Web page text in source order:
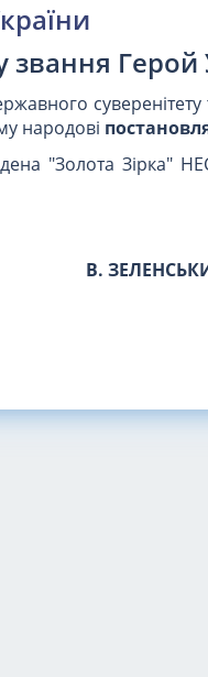
Герой
суверенітету
народові
"Золота Зірка"
В.